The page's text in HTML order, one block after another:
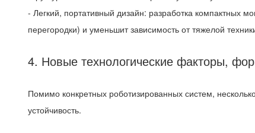
- Легкий, портативный дизайн: разработка компактных
перегородки) и уменьшит зависимость от тяжелой
4. Новые технологические факторы,
Помимо конкретных роботизированных систем,
устойчивость.